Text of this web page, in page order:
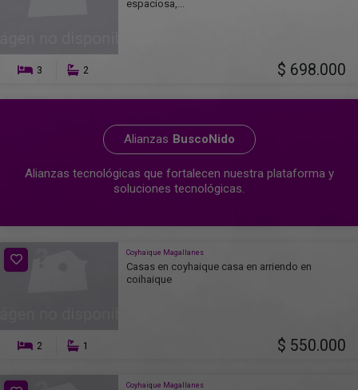
espaciosa,...
3 2 $ 698.000
Alianzas BuscoNido
Alianzas tecnológicas que fortalecen nuestra plataforma y
soluciones tecnológicas.
Coyhaique Magallanes
Casas en coyhaique casa en arriendo en
coihaique
2 1 $ 550.000
Coyhaique Magallanes